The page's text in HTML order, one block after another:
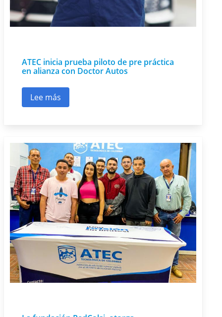
ATEC inicia prueba piloto de pre práctica
en alianza con Doctor Autos
Lee más
sobre ATEC inicia prueba piloto de pre